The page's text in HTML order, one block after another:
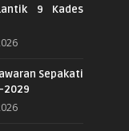
9 Kades
Sepakati